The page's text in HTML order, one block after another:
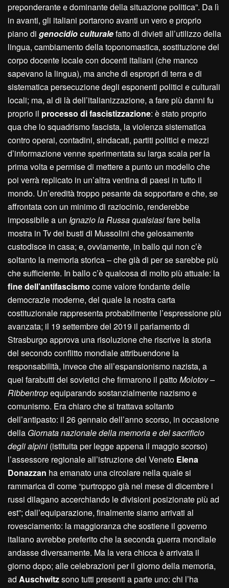
preponderante e dominante della situazione politica”. Da lì
in avanti, gli italiani portarono avanti un vero e proprio
piano di genocidio culturalefatto di divieti all’utilizzo della
lingua, cambiamento della toponomastica, sostituzione del
corpo docente locale con docenti italiani (che manco
sapevano la lingua), ma anche di espropri di terra e di
sistematica persecuzione degli esponenti politici e culturali
locali; ma, al di là dell’italianizzazione, a fare più danni fu
proprio il processo di fascistizzazione: è stato proprio
qua che lo squadrismo fascista, la violenza sistematica
contro operai, contadini, sindacati, partiti politici e mezzi
d’informazione venne sperimentata su larga scala per la
prima volta e permise di mettere a punto un modello che
poi verrà replicato in un’altra ventina di paesi in tutto il
mondo. Un’eredità troppo pesante da sopportare e che, se
affrontata con un minimo di raziocinio, renderebbe
impossibile a un Ignazio la Russa qualsiasifare bella
mostra in Tv dei busti di Mussolini che gelosamente
custodisce in casa; e, ovviamente, in ballo qui non c’è
soltanto la memoria storica – che già di per se sarebbe più
che sufficiente. In ballo c’è qualcosa di molto più attuale: la
fine dell’antifascismo come valore fondante delle
democrazie moderne, del quale la nostra carta
costituzionale rappresenta probabilmente l’espressione più
avanzata; il 19 settembre del 2019 il parlamento di
Strasburgo approva una risoluzione che riscrive la storia
del secondo conflitto mondiale attribuendone la
responsabilità, invece che all’espansionismo nazista, a
quei farabutti dei sovietici che firmarono il pattoMolotov –
Ribbentropequiparando sostanzialmente nazismo e
comunismo. Era chiaro che si trattava soltanto
dell’antipasto: il 26 gennaio dell’anno scorso, in occasione
della Giornata nazionale della memoria e del sacrificio
degli alpini (istituita per legge appena il maggio scorso)
l’assessore regionale all’istruzione del Veneto Elena
Donazzan ha emanato una circolare nella quale si
rammarica di come “purtroppo già nel mese di dicembre i
russi dilagano accerchiando le divisioni posizionate più ad
est”; dall’equiparazione, finalmente siamo arrivati al
rovesciamento: la maggioranza che sostiene il governo
italiano avrebbe preferito che la seconda guerra mondiale
andasse diversamente. Ma la vera chicca è arrivata il
giorno dopo; alle celebrazioni per il giorno della memoria,
ad Auschwitzsono tutti presenti a parte uno: chi l’ha